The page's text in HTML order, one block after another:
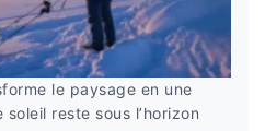
le paysage en une
reste sous l’horizon